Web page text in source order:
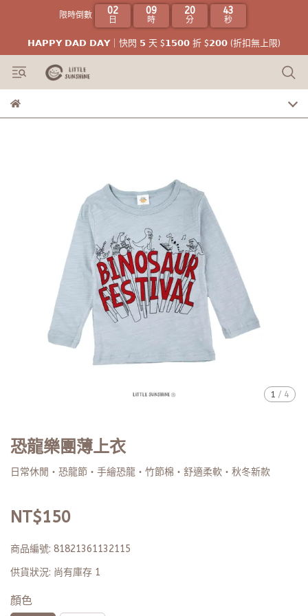
限時倒數 02
日
09
時
20
分
42
秒
𝗛𝗔𝗣𝗣𝗬 𝗗𝗔𝗗 𝗗𝗔𝗬｜快閃 𝟱 天 $𝟭𝟱𝟬𝟬 折 $𝟮𝟬𝟬 (折扣無上限)
1 / 4
恐龍樂團薄上衣
日常休閒・恐龍節・手繪恐龍・竹節棉・舒適柔軟・秋冬新款
NT$150
商品編號: 81821361132115
供貨狀況: 尚有庫存 1
顏色